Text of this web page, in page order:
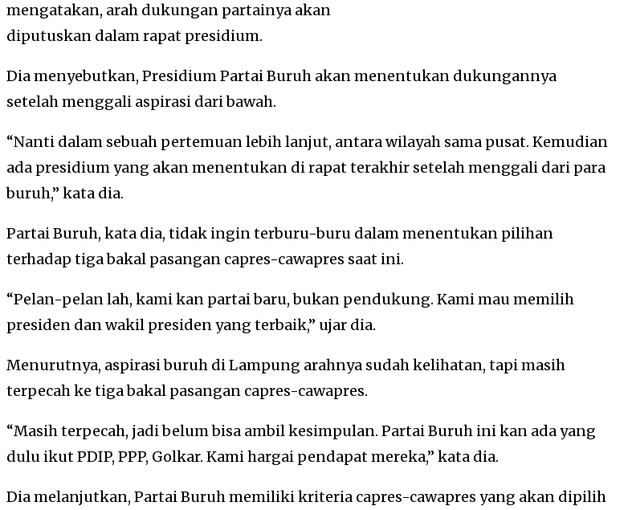
mengatakan, arah dukungan partainya akan
diputuskan dalam rapat presidium.
Dia menyebutkan, Presidium Partai Buruh akan menentukan dukungannya
setelah menggali aspirasi dari bawah.
“Nanti dalam sebuah pertemuan lebih lanjut, antara wilayah sama pusat. Kemudian
ada presidium yang akan menentukan di rapat terakhir setelah menggali dari para
buruh,” kata dia.
Partai Buruh, kata dia, tidak ingin terburu-buru dalam menentukan pilihan
terhadap tiga bakal pasangan capres-cawapres saat ini.
“Pelan-pelan lah, kami kan partai baru, bukan pendukung. Kami mau memilih
presiden dan wakil presiden yang terbaik,” ujar dia.
Menurutnya, aspirasi buruh di Lampung arahnya sudah kelihatan, tapi masih
terpecah ke tiga bakal pasangan capres-cawapres.
“Masih terpecah, jadi belum bisa ambil kesimpulan. Partai Buruh ini kan ada yang
dulu ikut PDIP, PPP, Golkar. Kami hargai pendapat mereka,” kata dia.
Dia melanjutkan, Partai Buruh memiliki kriteria capres-cawapres yang akan dipilih